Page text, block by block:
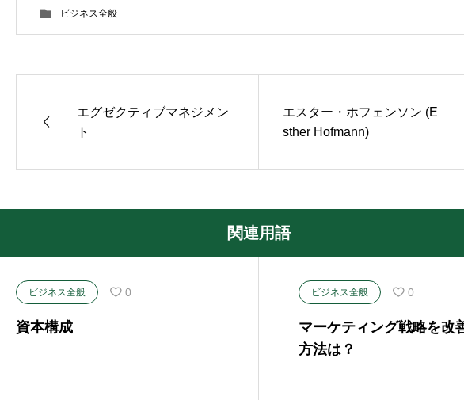
ビジネス全般
エグゼクティブマネジメン
ト
エスター・ホフェンソン (E
sther Hofmann)
関連用語
ビジネス全般 0
資本構成
ビジネス全般 0
マーケティング戦略を改
方法は？